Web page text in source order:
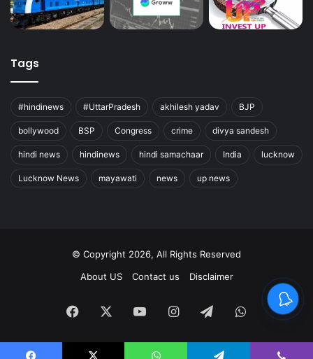
Tags
#hindinews #UttarPradesh akhilesh yadav BJP
bollywood BSP Congress crime divya sandesh
hindi news hindinews hindi samachaar India lucknow
Lucknow News mayawati news up news
© Copyright 2026, All Rights Reserved
About US
Contact us Disclaimer
Facebook YouTubeInstagramTelegramWhatsApp